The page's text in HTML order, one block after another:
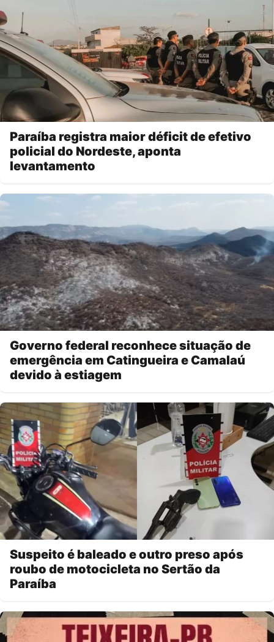
Paraíba registra maior déficit de efetivo
policial do Nordeste, aponta
levantamento
Governo federal reconhece situação de
emergência em Catingueira e Camalaú
devido à estiagem
Suspeito é baleado e outro preso após
roubo de motocicleta no Sertão da
Paraíba